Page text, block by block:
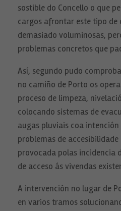
sostible do Concello o que
cargos afrontar este tipo de
demasiado voluminosas,
problemas concretos que
Así, segundo pudo
no camiño de Porto os
proceso de limpeza,
colocando sistemas de
augas pluviais coa
problemas de
provocada polas incidencia
de acceso ás vivendas
A intervención no lugar de
en varios tramos